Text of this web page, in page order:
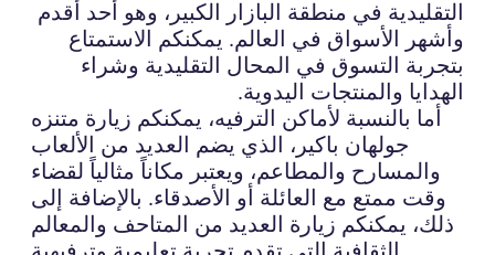
التقليدية في منطقة البازار الكبير، وهو أحد أقدم
وأشهر الأسواق في العالم. يمكنكم الاستمتاع
بتجربة التسوق في المحال التقليدية وشراء
الهدايا والمنتجات اليدوية.
أما بالنسبة لأماكن الترفيه، يمكنكم زيارة متنزه
جولهان باكير، الذي يضم العديد من الألعاب
والمسارح والمطاعم، ويعتبر مكاناً مثالياً لقضاء
وقت ممتع مع العائلة أو الأصدقاء. بالإضافة إلى
ذلك، يمكنكم زيارة العديد من المتاحف والمعالم